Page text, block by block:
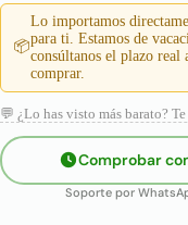
JNV
557
cantidad
📦
Lo importamos
para ti. Estamos de
consúltanos el plazo real
comprar.
💬 ¿Lo has visto más barato?
Comprobar
Soporte por